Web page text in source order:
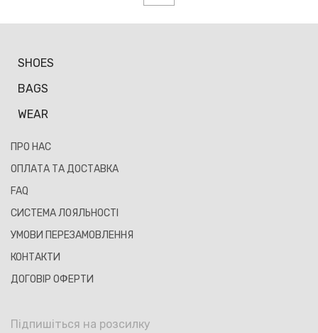
SHOES
BAGS
WEAR
ПРО НАС
ОПЛАТА ТА ДОСТАВКА
FAQ
СИСТЕМА ЛОЯЛЬНОСТІ
УМОВИ ПЕРЕЗАМОВЛЕННЯ
КОНТАКТИ
ДОГОВІР ОФЕРТИ
Підпишіться на розсилку